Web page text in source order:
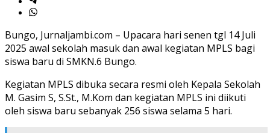
Bungo, Jurnaljambi.com – Upacara hari senen tgl 14 Juli
2025 awal sekolah masuk dan awal kegiatan MPLS bagi
siswa baru di SMKN.6 Bungo.
Kegiatan MPLS dibuka secara resmi oleh Kepala Sekolah
M. Gasim S, S.St., M.Kom dan kegiatan MPLS ini diikuti
oleh siswa baru sebanyak 256 siswa selama 5 hari.